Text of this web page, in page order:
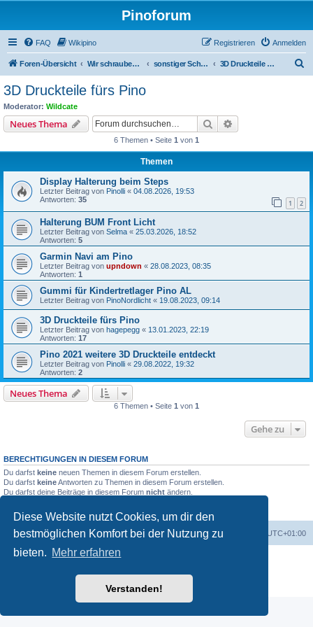
Diese Website nutzt Cookies, um dir den
bestmöglichen Komfort bei der Nutzung zu
bieten. Mehr erfahren
Verstanden!
Pinoforum
FAQ Wikipino Anmelden
Registrieren
Foren-Übersicht Wir schrauben am Pino: Erfahrungen, Technik und Anbauten sonstiger Schrauberkram (was oben nicht rein passt) 3D Druckteile fürs Pino
3D Druckteile fürs Pino
Moderator: Wildcate
Neues Thema Suche
6 Themen • Seite 1 von 1
Themen
Display Halterung beim Steps
Letzter Beitrag von Pinolli « 04.08.2026, 19:53
Antworten: 35 1 2
Halterung BUM Front Licht
Letzter Beitrag von Selma « 25.03.2026, 18:52
Antworten: 5
Garmin Navi am Pino
Letzter Beitrag von upndown « 28.08.2023, 08:35
Antworten: 1
Gummi für Kindertretlager Pino AL
Letzter Beitrag von PinoNordlicht « 19.08.2023, 09:14
3D Druckteile fürs Pino
Letzter Beitrag von hagepegg « 13.01.2023, 22:19
Antworten: 17
Pino 2021 weitere 3D Druckteile entdeckt
Letzter Beitrag von Pinolli « 29.08.2022, 19:32
Antworten: 2
Neues Thema
6 Themen • Seite 1 von 1
Gehe zu
BERECHTIGUNGEN IN DIESEM FORUM
Du darfst keine neuen Themen in diesem Forum erstellen.
Du darfst keineAntworten zu Themen in diesem Forum erstellen.
Du darfst deine Beiträge in diesem Forum nicht ändern.
Du darfst
keine Dateianhänge in diesem Forum erstellen.
Foren-Übersicht Alle Zeiten sind UTC+01:00
Powered byphpBB